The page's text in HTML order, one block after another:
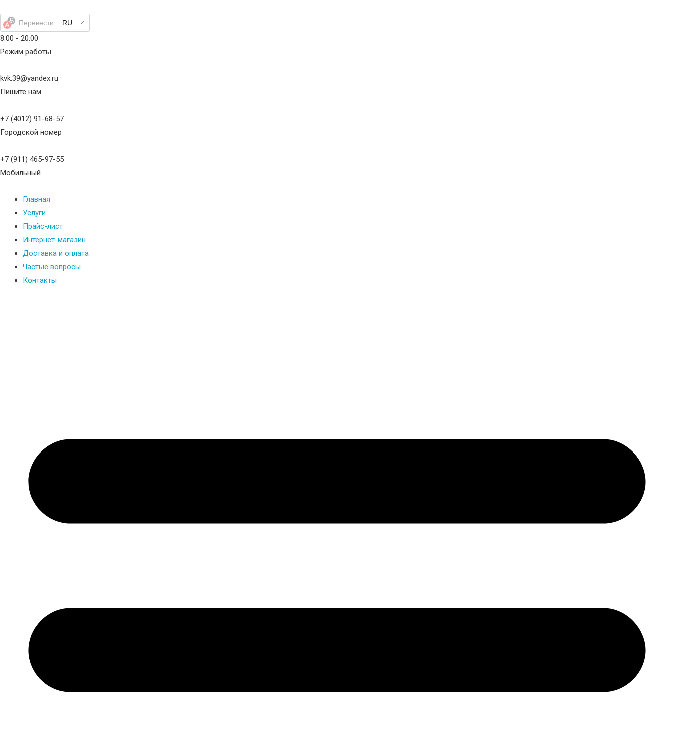
содержимому
Перевести RU
8:00 - 20:00
Режим работы
kvk.39@yandex.ru
Пишите нам
+7 (4012) 91-68-57
Городской номер
+7 (911) 465-97-55
Мобильный
Главная
Услуги
Прайс-лист
Интернет-магазин
Доставка и оплата
Частые вопросы
Контакты